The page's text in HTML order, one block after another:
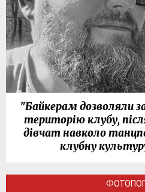
"Байкерам дозволяли
територію клубу,
дівчат навколо
клубну